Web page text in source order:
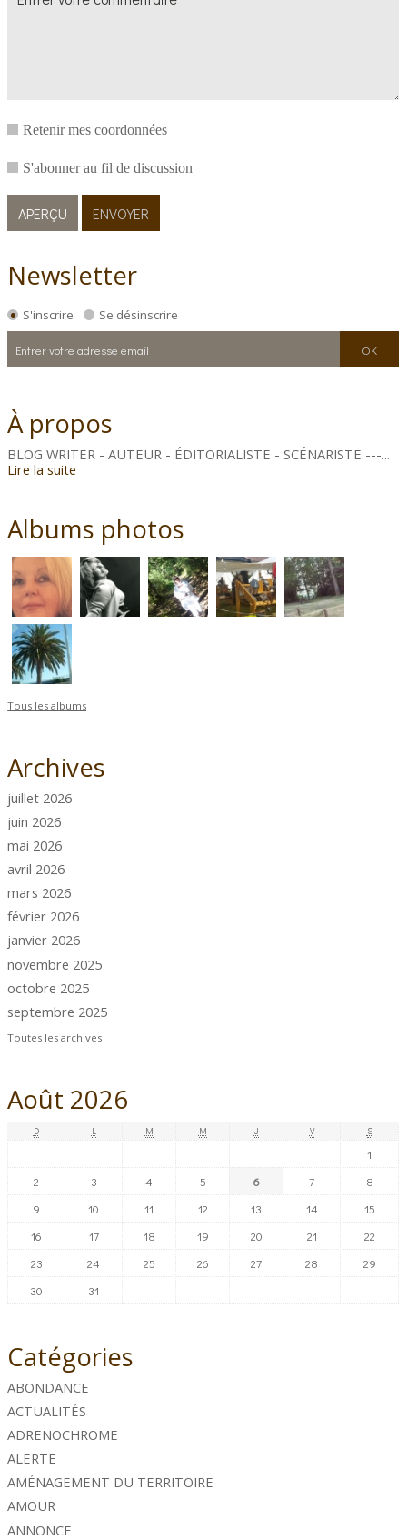
Newsletter
S'inscrire Se désinscrire
À propos
BLOG WRITER - AUTEUR - ÉDITORIALISTE - SCÉNARISTE ---...
Lire la suite
Albums photos
Tous les albums
Archives
juillet 2026
juin 2026
mai 2026
avril 2026
mars 2026
février 2026
janvier 2026
novembre 2025
octobre 2025
septembre 2025
Toutes les archives
Août 2026
D L M M J V S
1
2
3 4 5 6 7
8
9
10 11 12 13 14
15
16
17 18 19 20 21
22
23
24 25 26 27 28
29
30
31
Catégories
ABONDANCE
ACTUALITÉS
ADRENOCHROME
ALERTE
AMÉNAGEMENT DU TERRITOIRE
AMOUR
ANNONCE
Retenir mes coordonnées
S'abonner au fil de discussion